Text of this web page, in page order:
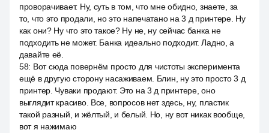
проворачивает. Ну, суть в том, что мне обидно, знаете, за
то, что это продали, но это напечатано на 3 д принтере. Ну
как они? Ну что это такое? Ну не, ну сейчас банка не
подходить не может. Банка идеально подходит. Ладно, а
давайте её.
58: Вот сюда повернём просто для чистоты эксперимента
ещё в другую сторону насаживаем. Блин, ну это просто 3 д
принтер. Чуваки продают. Это на 3 д принтере, оно
выглядит красиво. Все, вопросов нет здесь, ну, пластик
такой разный, и жёлтый, и белый. Но, ну вот никак вообще,
вот я нажимаю